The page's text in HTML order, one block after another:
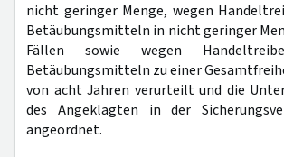
nicht geringer Menge, wegen
Betäubungsmitteln in nicht geringer
Fällen sowie wegen
Betäubungsmitteln zu einer
von acht Jahren verurteilt und die
des Angeklagten in der
angeordnet.